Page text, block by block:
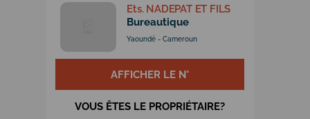
Ets. NADEPAT ET FILS
Bureautique
Yaoundé - Cameroun
AFFICHER LE N°
VOUS ÊTES LE PROPRIÉTAIRE?